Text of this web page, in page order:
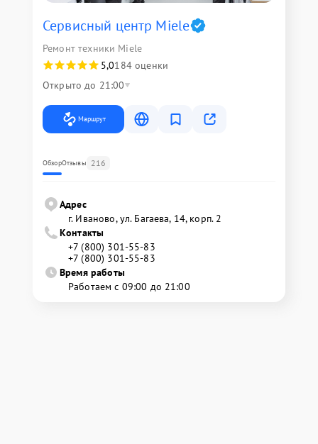
Сервисный центр Miele
Ремонт техники Miele
5,0184 оценки
Открыто до 21:00
Маршрут
ОбзорОтзывы 216
Адрес
г. Иваново, ул. Багаева, 14, корп. 2
Контакты
+7 (800) 301-55-83
+7 (800) 301-55-83
Время работы
Работаем с 09:00 до 21:00